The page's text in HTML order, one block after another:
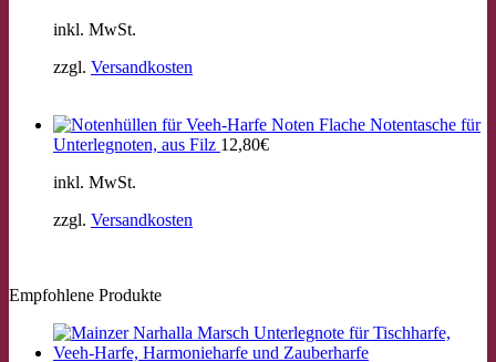
inkl. MwSt.
zzgl. Versandkosten
Flache Notentasche für
Unterlegnoten, aus Filz 12,80€
inkl. MwSt.
zzgl. Versandkosten
Empfohlene Produkte